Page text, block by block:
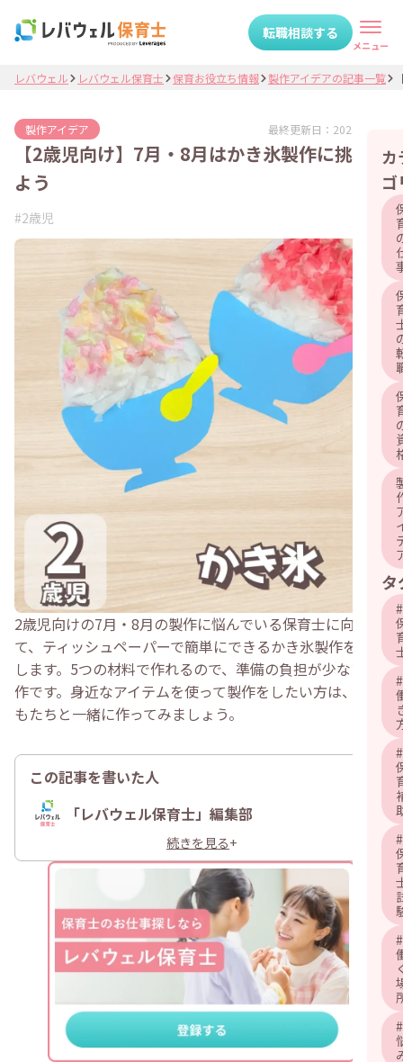
転職相談する
メニュー
カ
ゴ
タ
#
#
#
#
#
#
レバウェル レバウェル保育士 保育お役立ち情報 製作アイデアの記事一覧
製作アイデア 最終更新日： 2025.09.04
【2歳児向け】7月・8月はかき氷製作に挑戦し
よう
#2歳児
2歳児向けの7月・8月の製作に悩んでいる保育士に向け
て、ティッシュペーパーで簡単にできるかき氷製作を紹介
します。5つの材料で作れるので、準備の負担が少ない製
作です。身近なアイテムを使って製作をしたい方は、子ど
もたちと一緒に作ってみましょう。
この記事を書いた人
「レバウェル保育士」編集部
続きを見る+